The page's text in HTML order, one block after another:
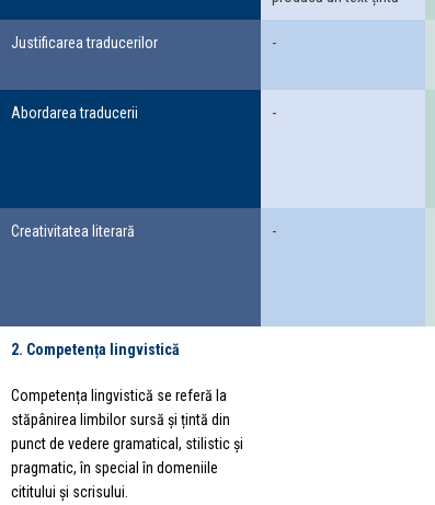
Justificarea traducerilor -
Abordarea traducerii -
Creativitatea literară -
2. Competența lingvistică
Competența lingvistică se referă la
stăpânirea limbilor sursă și țintă din
punct de vedere gramatical, stilistic și
pragmatic, în special în domeniile
cititului și scrisului.